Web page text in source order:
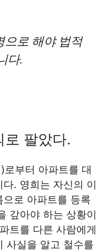
으로 해야 법적
다.
로 팔았다.
로부터 아파트를 대
. 영희는 자신의 이
로 아파트를 등록
갚아야 하는 상황이
트를 다른 사람에게
사실을 알고 철수를